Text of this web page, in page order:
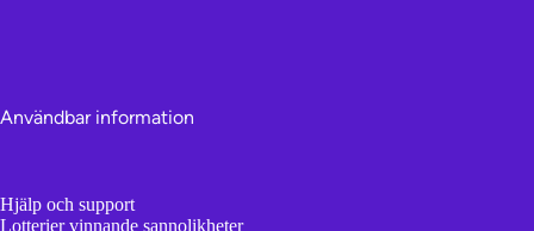
Användbar information
Hjälp och support
Lotterier vinnande sannolikheter